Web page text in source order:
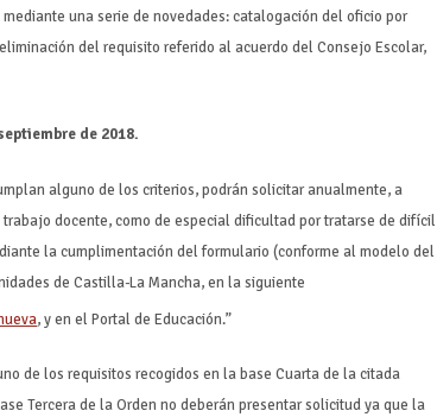
una serie de novedades: catalogación del oficio por
del requisito referido al acuerdo del Consejo Escolar,
de 2018.
alguno de los criterios, podrán solicitar anualmente, a
docente, como de especial dificultad por tratarse de difícil
la cumplimentación del formulario (conforme al modelo del
de Castilla-La Mancha, en la siguiente
, y en el Portal de Educación.”
de los requisitos recogidos en la base Cuarta de la citada
Tercera de la Orden no deberán presentar solicitud ya que la